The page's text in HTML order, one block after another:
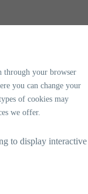
through your browser
you can change your
of cookies may
we offer.
to display interactive